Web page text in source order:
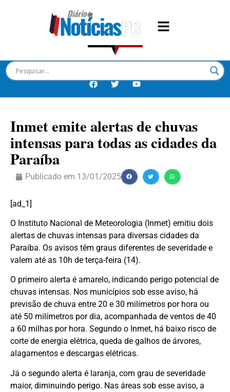
Inmet emite alertas de chuvas
intensas para todas as cidades da
Paraíba
Publicado em 13/01/2025
[ad_1]
O Instituto Nacional de Meteorologia (Inmet) emitiu dois
alertas de chuvas intensas para diversas cidades da
Paraíba. Os avisos têm graus diferentes de severidade e
valem até as 10h de terça-feira (14).
O primeiro alerta é amarelo, indicando perigo potencial de
chuvas intensas. Nos municípios sob esse aviso, há
previsão de chuva entre 20 e 30 milímetros por hora ou
até 50 milímetros por dia, acompanhada de ventos de 40
a 60 milhas por hora. Segundo o Inmet, há baixo risco de
corte de energia elétrica, queda de galhos de árvores,
alagamentos e descargas elétricas.
Já o segundo alerta é laranja, com grau de severidade
maior, diminuindo perigo. Nas áreas sob esse aviso, a